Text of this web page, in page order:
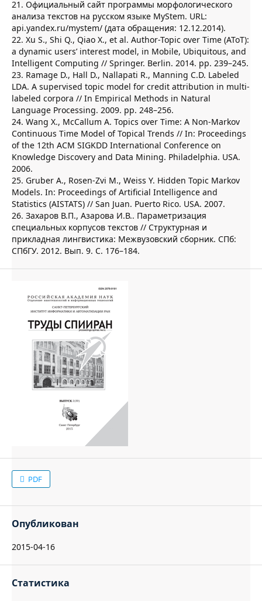
21. Официальный сайт программы морфологического
анализа текстов на русском языке MyStem. URL:
api.yandex.ru/mystem/ (дата обращения: 12.12.2014).
22. Xu S., Shi Q., Qiao X., et al. Author-Topic over Time (AToT):
a dynamic users’ interest model, in Mobile, Ubiquitous, and
Intelligent Computing // Springer. Berlin. 2014. pp. 239–245.
23. Ramage D., Hall D., Nallapati R., Manning C.D. Labeled
LDA. A supervised topic model for credit attribution in multi-
labeled corpora // In Empirical Methods in Natural
Language Processing. 2009. pp. 248–256.
24. Wang X., McCallum A. Topics over Time: A Non-Markov
Continuous Time Model of Topical Trends // In: Proceedings
of the 12th ACM SIGKDD International Conference on
Knowledge Discovery and Data Mining. Philadelphia. USA.
2006.
25. Gruber A., Rosen-Zvi M., Weiss Y. Hidden Topic Markov
Models. In: Proceedings of Artificial Intelligence and
Statistics (AISTATS) // San Juan. Puerto Rico. USA. 2007.
26. Захаров В.П., Азарова И.В.. Параметризация
специальных корпусов текстов // Структурная и
прикладная лингвистика: Межвузовский сборник. СПб:
СПбГУ. 2012. Вып. 9. С. 176–184.
PDF
Опубликован
2015-04-16
Статистика